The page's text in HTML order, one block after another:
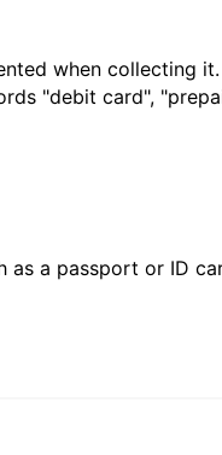
when collecting
"debit card",
a passport or ID